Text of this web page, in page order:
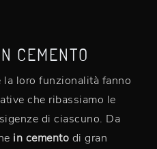
CEMENTO
loro funzionalità fanno
che ribassiamo le
di ciascuno. Da
in cemento di gran